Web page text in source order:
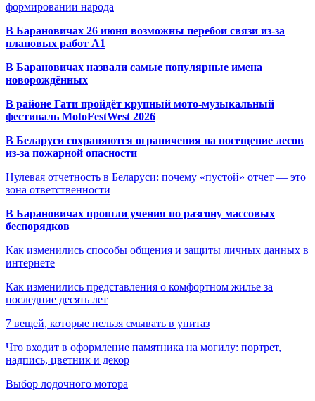
формировании народа
В Барановичах 26 июня возможны перебои связи из-за
плановых работ A1
В Барановичах назвали самые популярные имена
новорождённых
В районе Гати пройдёт крупный мото-музыкальный
фестиваль MotoFestWest 2026
В Беларуси сохраняются ограничения на посещение лесов
из-за пожарной опасности
Нулевая отчетность в Беларуси: почему «пустой» отчет — это
зона ответственности
В Барановичах прошли учения по разгону массовых
беспорядков
Как изменились способы общения и защиты личных данных в
интернете
Как изменились представления о комфортном жилье за
последние десять лет
7 вещей, которые нельзя смывать в унитаз
Что входит в оформление памятника на могилу: портрет,
надпись, цветник и декор
Выбор лодочного мотора